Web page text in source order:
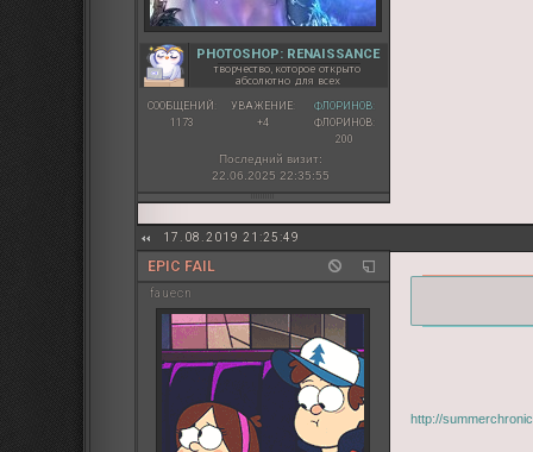
PHOTOSHOP: RENAISSANCE
творчество, которое открыто
абсолютно для всех
СООБЩЕНИЙ:
1173
УВАЖЕНИЕ:
+4
ФЛОРИНОВ:
ФЛОРИНОВ:
200
Последний визит:
22.06.2025 22:35:55
17.08.2019 21:25:49
EPIC FAIL
fauecn
http://